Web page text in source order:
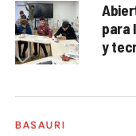
para
y
BASAURI